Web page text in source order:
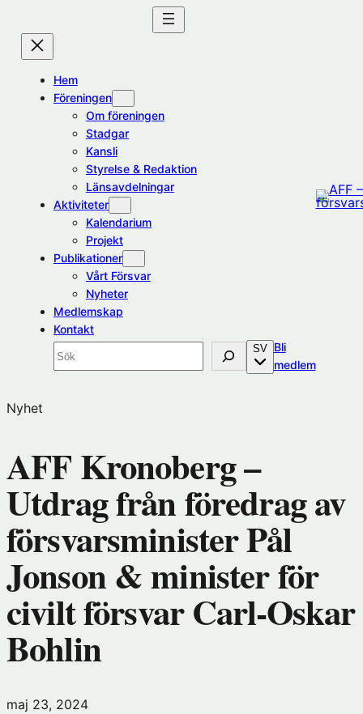
innehåll
Hem
Föreningen
Om föreningen
Stadgar
Kansli
Styrelse & Redaktion
Länsavdelningar
Aktiviteter
Kalendarium
Projekt
Publikationer
Vårt Försvar
Nyheter
Medlemskap
Kontakt
Sök
SV Bli
medlem(öppnas
Nyhet
AFF Kronoberg –
Utdrag från föredrag av
försvarsminister Pål
Jonson & minister för
civilt försvar Carl-Oskar
Bohlin
maj 23, 2024